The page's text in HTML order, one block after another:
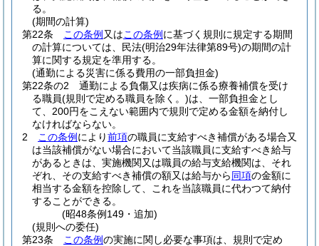
る。
(期間の計算)
第22条
この条例 又はこの条例 に基づく規則に規定する期間
の計算については、民法(明治29年法律第89号)の期間の計
算に関する規定を準用する。
(通勤による災害に係る費用の一部負担金)
第22条の2
通勤による負傷又は疾病に係る療養補償を受け
る職員(規則で定める職員を除く。)は、一部負担金とし
て、200円をこえない範囲内で規則で定める金額を納付し
なければならない。
2
この条例 により前項の職員に支給すべき補償がある場合又
は当該補償がない場合において当該職員に支給すべき給与
があるときは、実施機関又は職員の給与支給機関は、それ
ぞれ、その支給すべき補償の額又は給与から同項の金額に
相当する金額を控除して、これを当該職員に代わつて納付
することができる。
(昭48条例149・追加)
(規則への委任)
第23条
この条例の実施に関し必要な事項は、規則で定め